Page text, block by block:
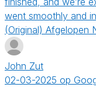
went smoothly and
(Original) Afgelopen
John Zut
02-03-2025 op